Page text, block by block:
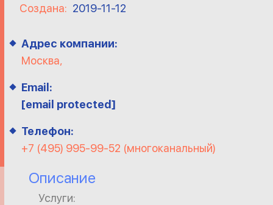
Создана: 2019-11-12
Адрес компании:
Москва,
Email:
[email protected]
Телефон:
+7 (495) 995-99-52 (многоканальный)
Описание
Услуги: